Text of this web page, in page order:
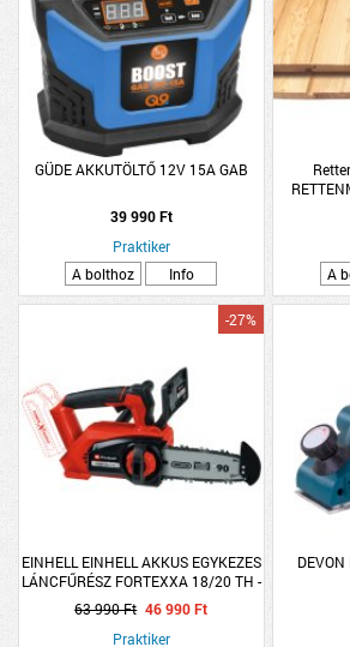
GÜDE AKKUTÖLTŐ 12V 15A GAB
39 990 Ft
Praktiker
A bolthoz
Info
A
EINHELL EINHELL AKKUS EGYKEZES
LÁNCFŰRÉSZ FORTEXXA 18/20 TH -
SOLO 20CM
-27%
63 990 Ft 46 990 Ft
Praktiker